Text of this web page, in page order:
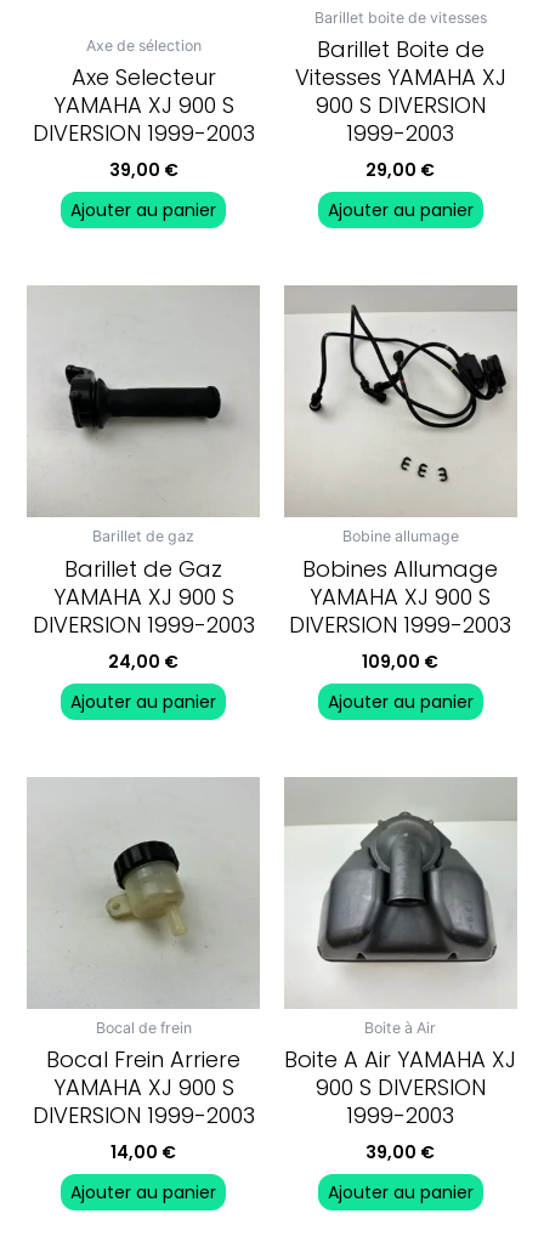
Axe de sélection
Axe Selecteur
YAMAHA XJ 900 S
DIVERSION 1999-2003
39,00 €
Ajouter au panier
Barillet boite de vitesses
Barillet Boite de
Vitesses YAMAHA XJ
900 S DIVERSION
1999-2003
29,00 €
Ajouter au panier
Barillet de gaz
Barillet de Gaz
YAMAHA XJ 900 S
DIVERSION 1999-2003
24,00 €
Ajouter au panier
Bobine allumage
Bobines Allumage
YAMAHA XJ 900 S
DIVERSION 1999-2003
109,00 €
Ajouter au panier
Bocal de frein
Bocal Frein Arriere
YAMAHA XJ 900 S
DIVERSION 1999-2003
14,00 €
Ajouter au panier
Boite à Air
Boite A Air YAMAHA XJ
900 S DIVERSION
1999-2003
39,00 €
Ajouter au panier